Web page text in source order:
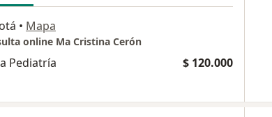
• Mapa
online Ma Cristina Cerón
Pediatría $ 120.000